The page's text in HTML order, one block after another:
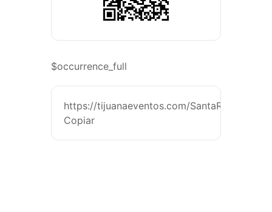
$occurrence_full
https://tijuanaeventos.com/SantaRMMx26
Copiar